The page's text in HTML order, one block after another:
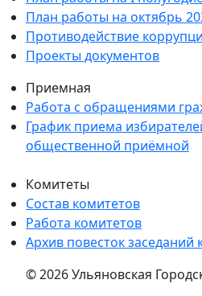
План работы на октябрь
Противодействие
Проекты документов
Приемная
Работа с обращениями
График приема
общественной приёмной
Комитеты
Состав комитетов
Работа комитетов
Архив повесток заседаний
© 2026 Ульяновская